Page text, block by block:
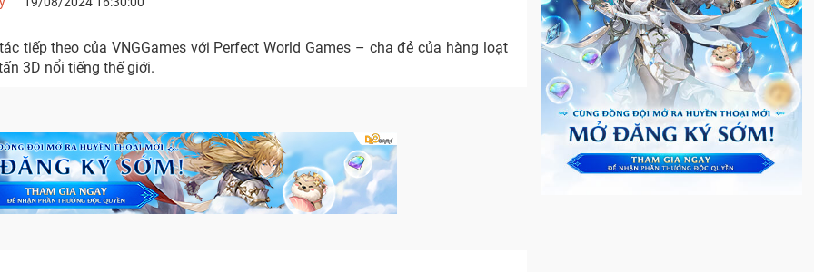
tiếp theo của VNGGames với Perfect World Games – cha đẻ của hàng loạt
3D nổi tiếng thế giới.